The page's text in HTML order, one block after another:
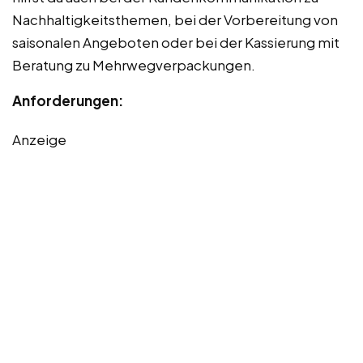
Nachhaltigkeitsthemen, bei der Vorbereitung von
saisonalen Angeboten oder bei der Kassierung mit
Beratung zu Mehrwegverpackungen.
Anforderungen:
Anzeige